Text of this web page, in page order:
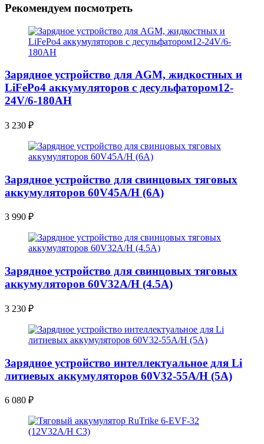
Рекомендуем посмотреть
Зарядное устройство для AGM, жидкостных и
LiFePo4 аккумуляторов с десульфатором12-
24V/6-180AН
3 230 ₽
Зарядное устройство для свинцовых тяговых
аккумуляторов 60V45A/H (6A)
3 990 ₽
Зарядное устройство для свинцовых тяговых
аккумуляторов 60V32A/H (4.5A)
3 230 ₽
Зарядное устройство интеллектуальное для Li
литиевых аккумуляторов 60V32-55A/H (5A)
6 080 ₽